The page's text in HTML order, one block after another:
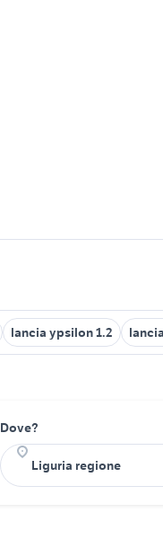
lancia ypsilon 1.2
Dove?